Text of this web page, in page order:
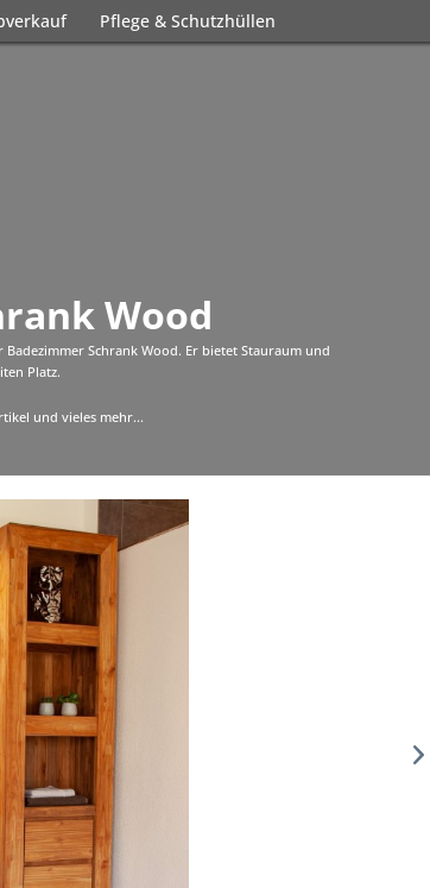
Pflege & Schutzhüllen
Wood
Schrank Wood. Er bietet Stauraum und
Platz.
und vieles mehr...